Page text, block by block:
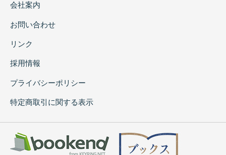
会社案内
お問い合わせ
リンク
採用情報
プライバシーポリシー
特定商取引に関する表示